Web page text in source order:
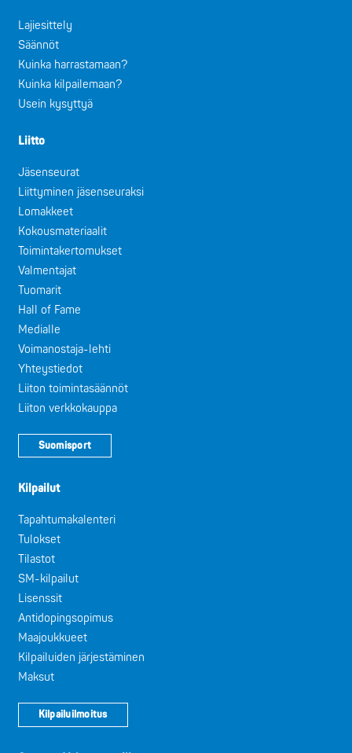
Lajiesittely
Säännöt
Kuinka harrastamaan?
Kuinka kilpailemaan?
Usein kysyttyä
Liitto
Jäsenseurat
Liittyminen jäsenseuraksi
Lomakkeet
Kokousmateriaalit
Toimintakertomukset
Valmentajat
Tuomarit
Hall of Fame
Medialle
Voimanostaja-lehti
Yhteystiedot
Liiton toimintasäännöt
Liiton verkkokauppa
Suomisport
Kilpailut
Tapahtumakalenteri
Tulokset
Tilastot
SM-kilpailut
Lisenssit
Antidopingsopimus
Maajoukkueet
Kilpailuiden järjestäminen
Maksut
Kilpailuilmoitus